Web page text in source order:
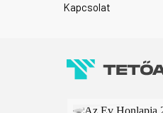
Kapcsolat